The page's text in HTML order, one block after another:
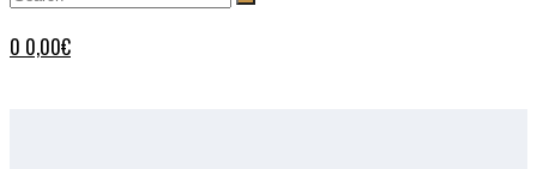
0 0,00€